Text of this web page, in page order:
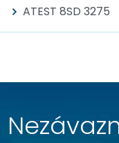
ATEST 8SD 3275